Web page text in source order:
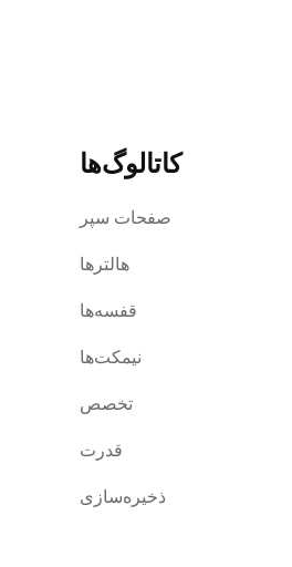
کاتالوگ‌ها
صفحات سپر
هالترها
قفسه‌ها
نیمکت‌ها
تخصص
قدرت
ذخیره‌سازی